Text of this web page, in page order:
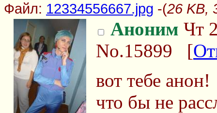
Файл: 12334556667.jpg -(26 KB,
Аноним Чт
No.15899 [
вот тебе анон!
что бы не